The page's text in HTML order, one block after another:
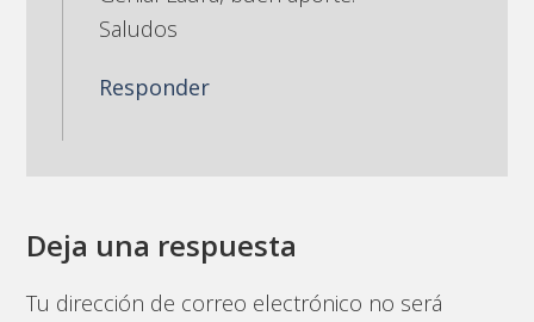
Saludos
Responder
Deja una respuesta
Tu dirección de correo electrónico no será